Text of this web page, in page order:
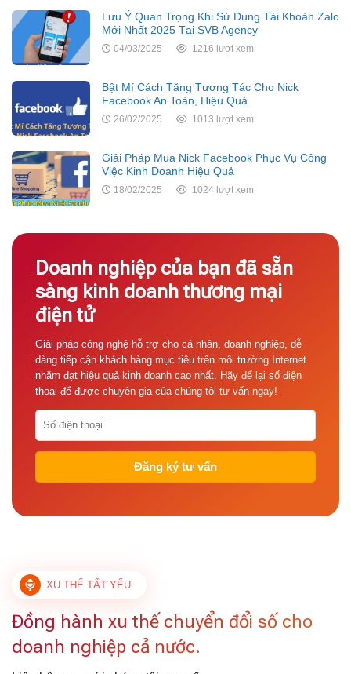
Lưu Ý Quan Trọng Khi Sử Dụng Tài Khoản Zalo
Mới Nhất 2025 Tại SVB Agency
04/03/2025 1216 lượt xem
Bật Mí Cách Tăng Tương Tác Cho Nick
Facebook An Toàn, Hiệu Quả
26/02/2025 1013 lượt xem
Giải Pháp Mua Nick Facebook Phục Vụ Công
Việc Kinh Doanh Hiệu Quả
18/02/2025 1024 lượt xem
Doanh nghiệp của bạn đã sẵn
sàng kinh doanh thương mại
điện tử
Giải pháp công nghệ hỗ trợ cho cá nhân, doanh nghiệp, dễ
dàng tiếp cận khách hàng mục tiêu trên môi trường Internet
nhằm đạt hiệu quả kinh doanh cao nhất. Hãy để lại số điện
thoại để được chuyên gia của chúng tôi tư vấn ngay!
XU THẾ TẤT YẾU
Đồng hành xu thế chuyển đổi số cho
doanh nghiệp cả nước.